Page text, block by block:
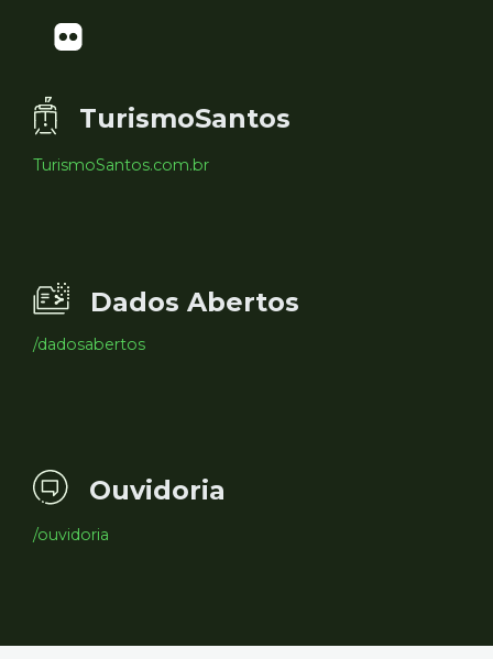
TurismoSantos
TurismoSantos.com.br
Dados Abertos
/dadosabertos
Ouvidoria
/ouvidoria